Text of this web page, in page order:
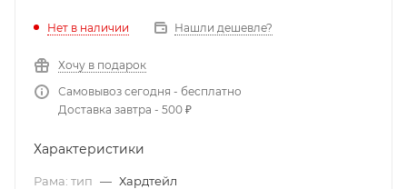
Нет в наличии Нашли дешевле?
Хочу в подарок
Самовывоз сегодня - бесплатно
Доставка завтра - 500 ₽
Характеристики
Рама: тип — Хардтейл